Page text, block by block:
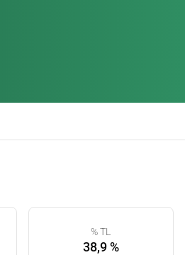
% TL
38,9 %